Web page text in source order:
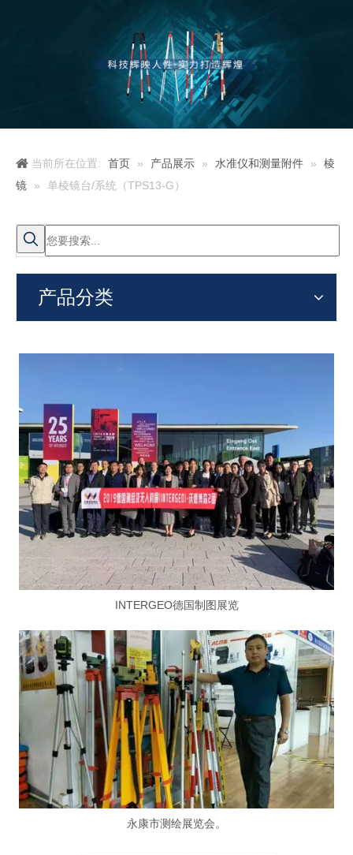
当前所在位置: 首页 » 产品展示 » 水准仪和测量附件 »
棱
镜
» 单棱镜台/系统（TPS13-G）
产品分类
INTERGEO德国制图展览
永康市测绘展览会。